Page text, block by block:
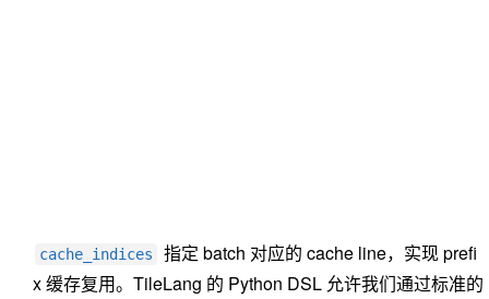
cache_indices
指定 batch 对应的 cache line，实现 prefi
x 缓存复用。TileLang 的 Python DSL 允许我们通过标准的